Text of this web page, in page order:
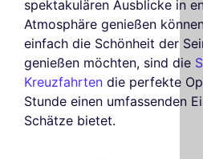
spektakulären Ausblicke in
Atmosphäre genießen
einfach die Schönheit der
genießen möchten, sind die
Kreuzfahrten die perfekte
Stunde einen umfassenden
Schätze bietet.